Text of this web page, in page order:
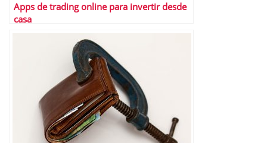
Apps de trading online para invertir desde
casa